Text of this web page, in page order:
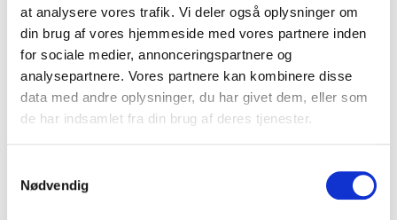
at analysere vores trafik. Vi deler også oplysninger om
din brug af vores hjemmeside med vores partnere inden
for sociale medier, annonceringspartnere og
analysepartnere. Vores partnere kan kombinere disse
data med andre oplysninger, du har givet dem, eller som
de har indsamlet fra din brug af deres tjenester.
Nødvendig